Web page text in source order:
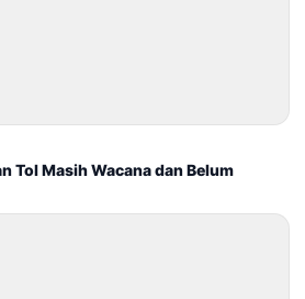
Tol Masih Wacana dan Belum